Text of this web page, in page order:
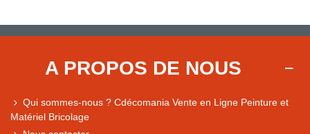
A PROPOS DE NOUS
Qui sommes-nous ? Cdécomania Vente en Ligne Peinture et
Matériel Bricolage